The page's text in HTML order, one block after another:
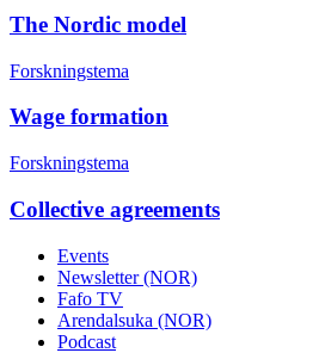
The Nordic model
Forskningstema
Wage formation
Forskningstema
Collective agreements
Events
Newsletter (NOR)
Fafo TV
Arendalsuka (NOR)
Podcast